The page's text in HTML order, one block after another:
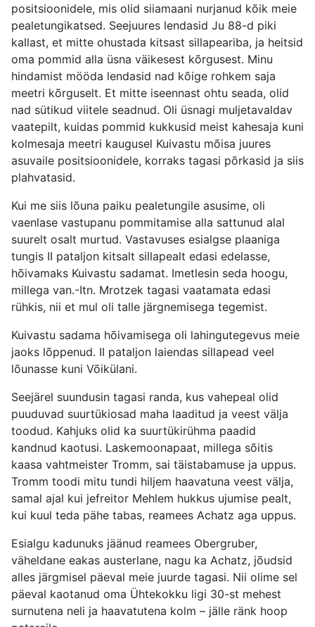
positsioonidele, mis olid siiamaani nurjanud kõik meie
pealetungikatsed. Seejuures lendasid Ju 88-d piki
kallast, et mitte ohustada kitsast sillapeariba, ja heitsid
oma pommid alla üsna väikesest kõrgusest. Minu
hindamist mööda lendasid nad kõige rohkem saja
meetri kõrguselt. Et mitte iseennast ohtu seada, olid
nad sütikud viitele seadnud. Oli üsnagi muljetavaldav
vaatepilt, kuidas pommid kukkusid meist kahesaja kuni
kolmesaja meetri kaugusel Kuivastu mõisa juures
asuvaile positsioonidele, korraks tagasi põrkasid ja siis
plahvatasid.
Kui me siis lõuna paiku pealetungile asusime, oli
vaenlase vastupanu pommitamise alla sattunud alal
suurelt osalt murtud. Vastavuses esialgse plaaniga
tungis II pataljon kitsalt sillapealt edasi edelasse,
hõivamaks Kuivastu sadamat. Imetlesin seda hoogu,
millega van.-Itn. Mrotzek tagasi vaatamata edasi
rühkis, nii et mul oli talle järgnemisega tegemist.
Kuivastu sadama hõivamisega oli lahingutegevus meie
jaoks lõppenud. II pataljon laiendas sillapead veel
lõunasse kuni Võikülani.
Seejärel suundusin tagasi randa, kus vahepeal olid
puuduvad suurtükiosad maha laaditud ja veest välja
toodud. Kahjuks olid ka suurtükirühma paadid
kandnud kaotusi. Laskemoonapaat, millega sõitis
kaasa vahtmeister Tromm, sai täistabamuse ja uppus.
Tromm toodi mitu tundi hiljem haavatuna veest välja,
samal ajal kui jefreitor Mehlem hukkus ujumise pealt,
kui kuul teda pähe tabas, reamees Achatz aga uppus.
Esialgu kadunuks jäänud reamees Obergruber,
väheldane eakas austerlane, nagu ka Achatz, jõudsid
alles järgmisel päeval meie juurde tagasi. Nii olime sel
päeval kaotanud oma Ühtekokku ligi 30-st mehest
surnutena neli ja haavatutena kolm – jälle ränk hoop